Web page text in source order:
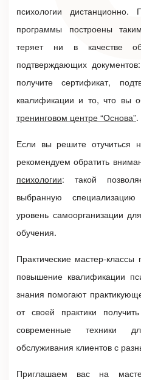
психологии дистанционно.
программы построены
теряет ни в качестве
подтверждающих
получите сертификат,
квалификации и то, что вы
тренинговом центре “Основа”.
Если вы решите отучиться
рекомендуем обратить
психологии: такой
выбранную
уровень самоорганизации
обучения.
Практические мастер-
повышение квалификации
знания помогают
от своей практики
современные техники
обслуживания клиентов с
Приглашаем вас на